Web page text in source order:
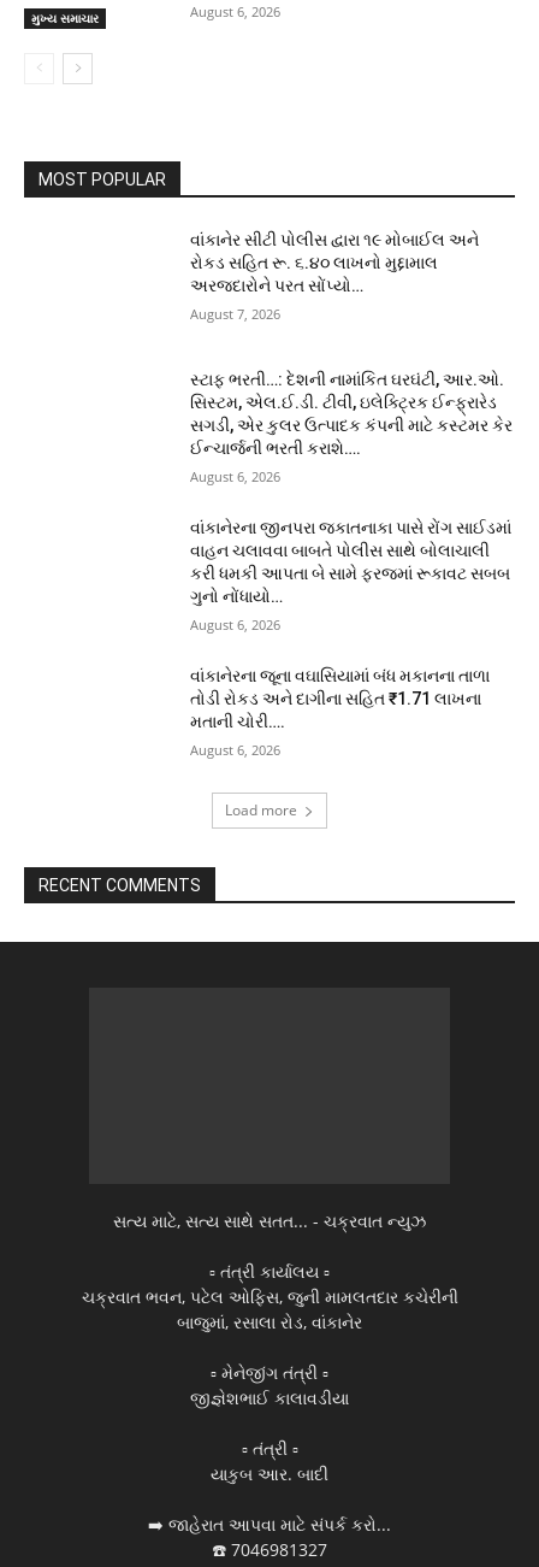
મુખ્ય સમાચાર August 6, 2026
MOST POPULAR
વાંકાનેર સીટી પોલીસ દ્વારા ૧૯ મોબાઈલ અને
રોકડ સહિત રૂ. ૬.૪૦ લાખનો મુદ્દામાલ
અરજદારોને પરત સોંપ્યો…
August 7, 2026
સ્ટાફ ભરતી…: દેશની નામાંકિત ઘરઘંટી, આર.ઓ.
સિસ્ટમ, એલ.ઈ.ડી. ટીવી, ઇલેક્ટ્રિક ઈન્ફ્રારેડ
સગડી, એર કુલર ઉત્પાદક કંપની માટે કસ્ટમર કેર
ઈન્ચાર્જની ભરતી કરાશે….
August 6, 2026
વાંકાનેરના જીનપરા જકાતનાકા પાસે રોંગ સાઈડમાં
વાહન ચલાવવા બાબતે પોલીસ સાથે બોલાચાલી
કરી ધમકી આપતા બે સામે ફરજમાં રૂકાવટ સબબ
ગુનો નોંધાયો…
August 6, 2026
વાંકાનેરના જૂના વઘાસિયામાં બંધ મકાનના તાળા
તોડી રોકડ અને દાગીના સહિત ₹1.71 લાખના
મતાની ચોરી….
August 6, 2026
Load more
RECENT COMMENTS
સત્ય માટે, સત્ય સાથે સતત... - ચક્રવાત ન્યુઝ
▫️ તંત્રી કાર્યાલય ▫️
ચક્રવાત ભવન, પટેલ ઓફિસ, જુની મામલતદાર કચેરીની
બાજુમાં, રસાલા રોડ, વાંકાનેર
▫️ મેનેજીંગ તંત્રી ▫️
જીજ્ઞેશભાઈ કાલાવડીયા
▫️ તંત્રી ▫️
યાકુબ આર. બાદી
➡️ જાહેરાત આપવા માટે સંપર્ક કરો...
☎️ 7046981327